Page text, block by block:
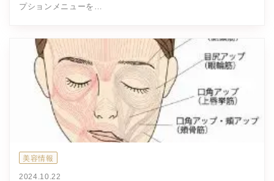
プションメニューを…
美容情報
2024.10.22